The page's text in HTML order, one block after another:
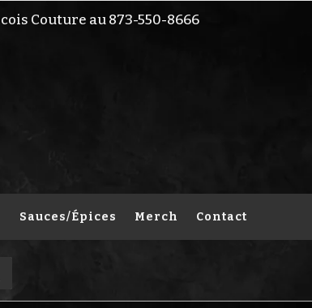
Couture au 873-550-8666
Sauces/Épices Merch Contact